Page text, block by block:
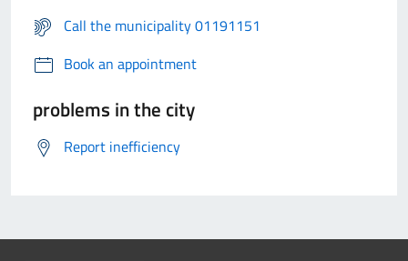
Call the municipality 01191151
Book an appointment
problems in the city
Report inefficiency